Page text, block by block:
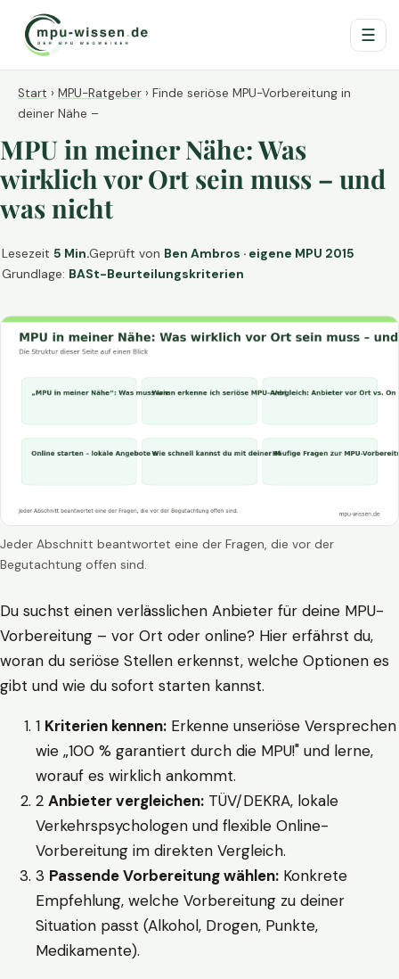
☰
Start › MPU-Ratgeber › Finde seriöse MPU-Vorbereitung in
deiner Nähe –
MPU in meiner Nähe: Was
wirklich vor Ort sein muss – und
was nicht
Lesezeit 5 Min.Geprüft von Ben Ambros · eigene MPU 2015
Grundlage: BASt-Beurteilungskriterien
Jeder Abschnitt beantwortet eine der Fragen, die vor der
Begutachtung offen sind.
Du suchst einen verlässlichen Anbieter für deine MPU-
Vorbereitung – vor Ort oder online? Hier erfährst du,
woran du seriöse Stellen erkennst, welche Optionen es
gibt und wie du sofort starten kannst.
1 Kriterien kennen: Erkenne unseriöse Versprechen
wie „100 % garantiert durch die MPU!" und lerne,
worauf es wirklich ankommt.
2 Anbieter vergleichen: TÜV/DEKRA, lokale
Verkehrspsychologen und flexible Online-
Vorbereitung im direkten Vergleich.
3 Passende Vorbereitung wählen: Konkrete
Empfehlung, welche Vorbereitung zu deiner
Situation passt (Alkohol, Drogen, Punkte,
Medikamente).